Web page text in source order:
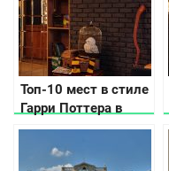
Топ-10 мест в стиле
Гарри Поттера в
Киеве